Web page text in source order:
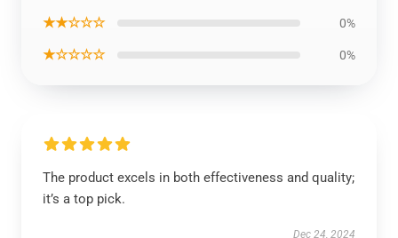
★★☆☆☆ 0%
★☆☆☆☆ 0%
The product excels in both effectiveness and quality;
it’s a top pick.
Dec 24, 2024